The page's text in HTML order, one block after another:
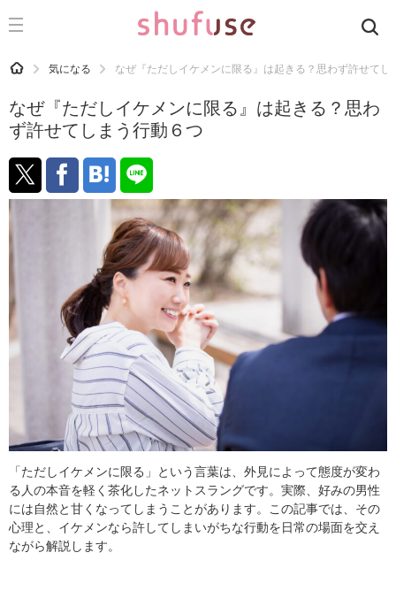
CATEGORY 記事カテゴリ
運気
洗濯
生活の知恵
食材辞典
おすすめ
HOME 気になる なぜ『ただしイケメンに限る』は起きる？思わず許せてし
なぜ『ただしイケメンに限る』は起きる？思わ
ず許せてしまう行動６つ
「ただしイケメンに限る」という言葉は、外見によって態度が変わ
る人の本音を軽く茶化したネットスラングです。実際、好みの男性
には自然と甘くなってしまうことがあります。この記事では、その
心理と、イケメンなら許してしまいがちな行動を日常の場面を交え
ながら解説します。